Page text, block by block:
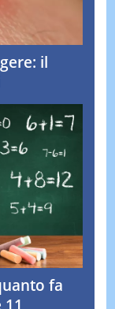
il
fa